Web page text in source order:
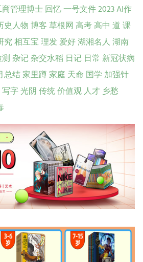
管理博士回忆一号文件2023AI作
史人物博客草根网高考高中 道课
究相互宝理发爱好湖湘名人湖南
杂记杂交水稻 日记 日常 新冠状病
总结家里蹲家庭 天命 国学 加强针
写字光阴传统价值观人才乡愁